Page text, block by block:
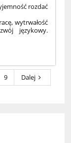
rozdać
wytrwałość
językowy.
znajomość
Gratulujemy
9 Dalej